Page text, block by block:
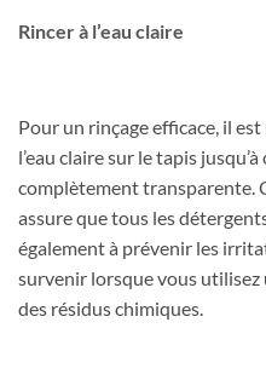
Rincer à l’eau claire
Pour un rinçage efficace, il
l’eau claire sur le tapis
complètement transparente.
assure que tous les
également à prévenir les
survenir lorsque vous
des résidus chimiques.